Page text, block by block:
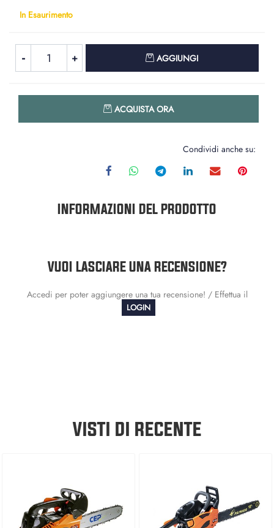
In Esaurimento
AGGIUNGI
ACQUISTA ORA
Condividi anche su:
INFORMAZIONI DEL PRODOTTO
VUOI LASCIARE UNA RECENSIONE?
Accedi per poter aggiungere una tua recensione! / Effettua il
LOGIN
VISTI DI RECENTE